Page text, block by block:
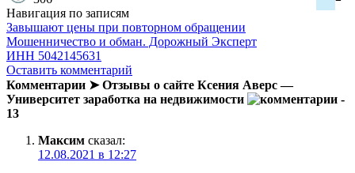
Навигация по записям
Завышают цены при повторном обращении
Мошенничество и обман. Дорожный Эксперт
ИНН 5042145631
Оставить комментарий
Комментарии ➤ Отзывы о сайте Ксения Аверс —
Университет заработка на недвижимости
-
13
Максим сказал:
12.08.2021 в 12:27